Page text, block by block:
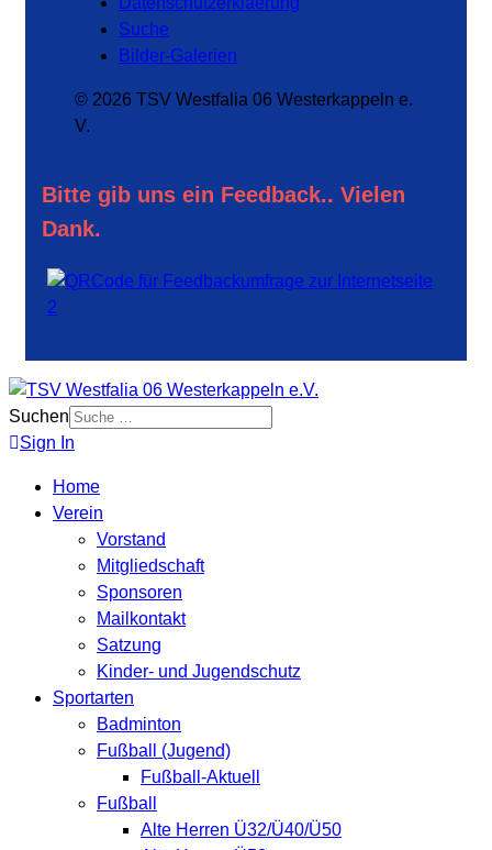
Suche
Bilder-Galerien
© 2026 TSV Westfalia 06 Westerkappeln e.
V.
Bitte gib uns ein Feedback.. Vielen
Dank.
Suchen
Sign In
Home
Verein
Vorstand
Mitgliedschaft
Sponsoren
Mailkontakt
Satzung
Kinder- und Jugendschutz
Sportarten
Badminton
Fußball (Jugend)
Fußball-Aktuell
Fußball
Alte Herren Ü32/Ü40/Ü50